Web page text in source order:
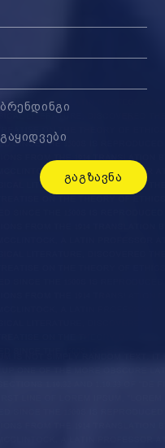
ᲑᲠᲔᲜᲓᲘᲜᲒᲘ
ᲒᲐᲧᲘᲓᲕᲔᲑᲘ
ᲒᲐᲒᲖᲐᲕᲜᲐ